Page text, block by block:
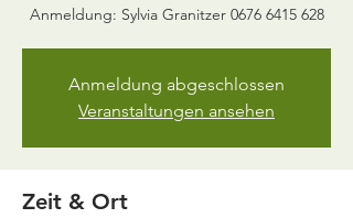
Anmeldung: Sylvia Granitzer 0676 6415 628
Anmeldung abgeschlossen
Veranstaltungen ansehen
Zeit & Ort